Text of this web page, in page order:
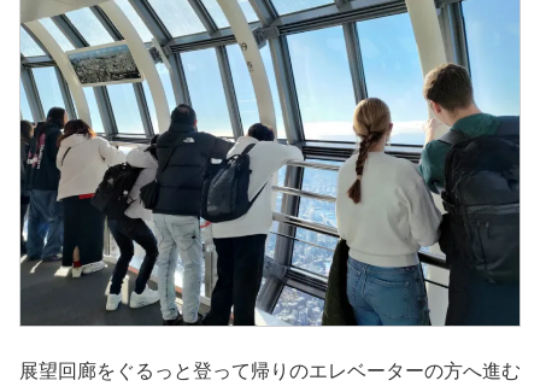
展望回廊をぐるっと登って帰りのエレベーターの方へ進む